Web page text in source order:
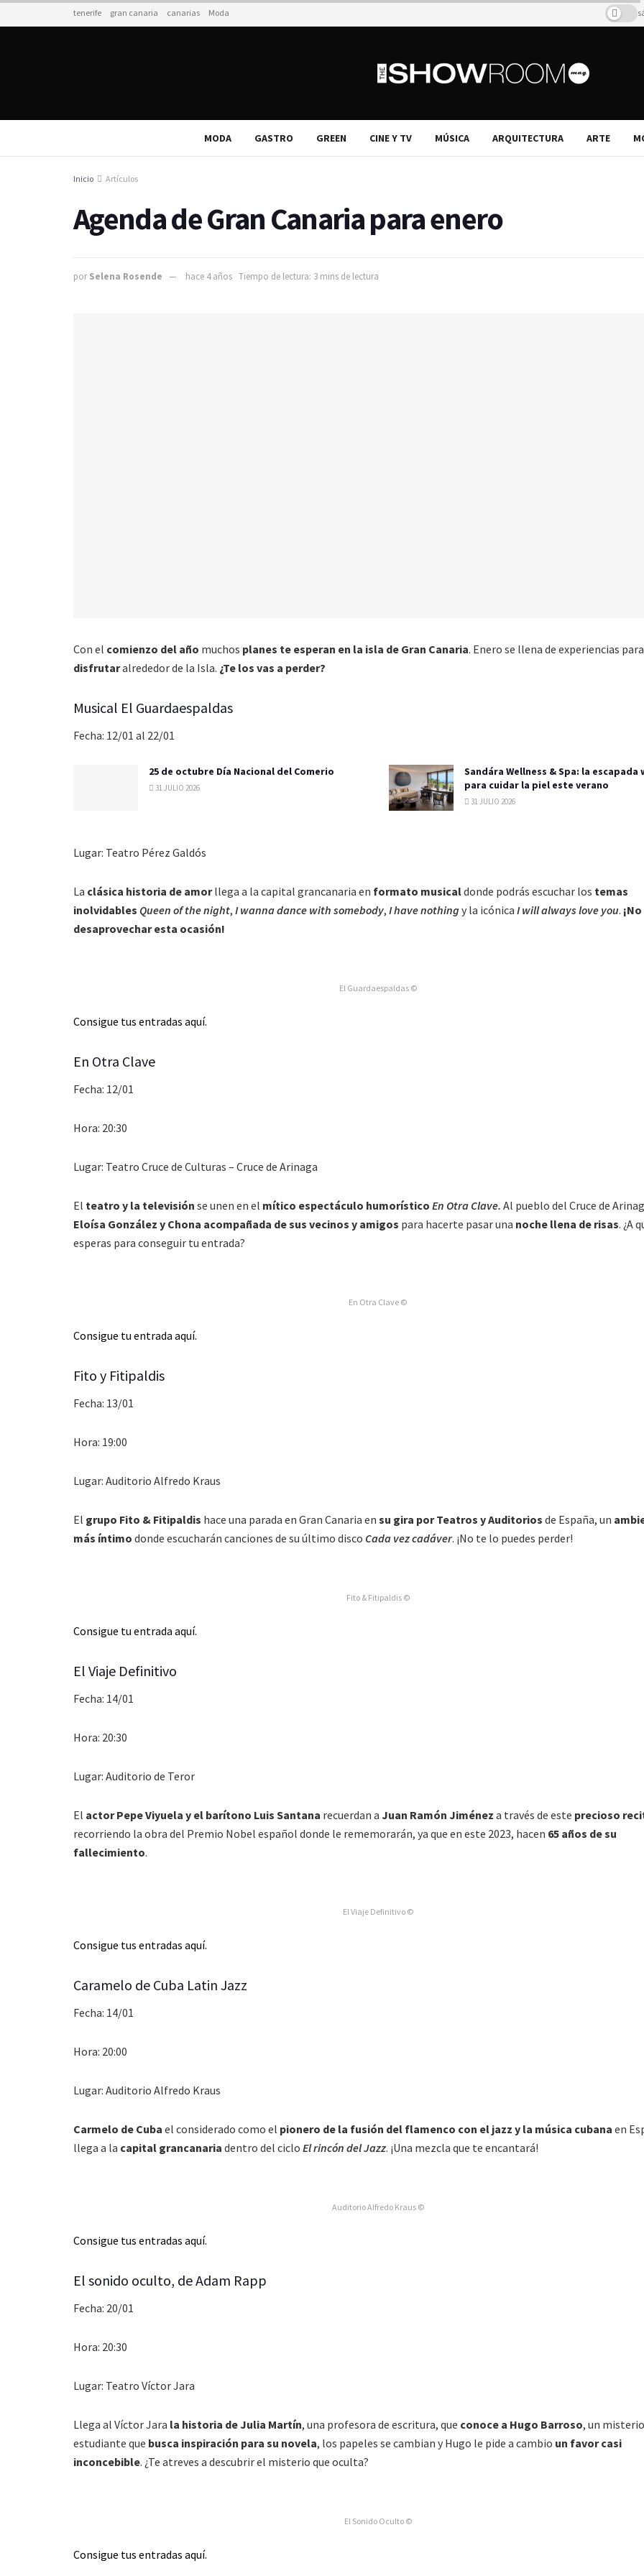
tenerife gran canaria canarias Moda
MODA GASTRO GREEN CINE Y TV MÚSICA ARQUITECTURA ARTE
Inicio Artículos
Agenda de Gran Canaria para enero
por Selena Rosende hace 4 años Tiempo de lectura: 3 mins de lectura
Con el comienzo del año muchos planes te esperan en la isla de Gran Canaria. Enero se llena de experiencias para
disfrutaralrededor de la Isla. ¿Te los vas a perder?
Musical El Guardaespaldas
Fecha: 12/01 al 22/01
25 de octubre Día Nacional del Comerio
31 JULIO 2026
Sandára Wellness & Spa: la escapada
para cuidar la piel este verano
31 JULIO 2026
Lugar: Teatro Pérez Galdós
La clásica historia de amorllega a la capital grancanaria en formato musicaldonde podrás escuchar los temas
inolvidables Queen of the night, I wanna dance with somebody, I have nothingy la icónica I will always love you.
desaprovechar esta ocasión!
El Guardaespaldas ©
Consigue tus entradas aquí.
En Otra Clave
Fecha: 12/01
Hora: 20:30
Lugar: Teatro Cruce de Culturas – Cruce de Arinaga
El teatro y la televisión se unen en el mítico espectáculo humorístico En Otra Clave. Al pueblo del Cruce de
Eloísa González y Chona acompañada de sus vecinos y amigos para hacerte pasar una noche llena de risas. ¿A
esperas para conseguir tu entrada?
En Otra Clave ©
Consigue tu entrada aquí.
Fito y Fitipaldis
Fecha: 13/01
Hora: 19:00
Lugar: Auditorio Alfredo Kraus
El grupo Fito & Fitipaldis hace una parada en Gran Canaria en su gira por Teatros y Auditorios de España, un
más íntimo donde escucharán canciones de su último disco Cada vez cadáver. ¡No te lo puedes perder!
Fito & Fitipaldis ©
Consigue tu entrada aquí.
El Viaje Definitivo
Fecha: 14/01
Hora: 20:30
Lugar: Auditorio de Teror
El actor Pepe Viyuela y el barítono Luis Santana recuerdan a Juan Ramón Jiménez a través de este precioso
recorriendo la obra del Premio Nobel español donde le rememorarán, ya que en este 2023, hacen 65 años de su
fallecimiento.
El Viaje Definitivo ©
Consigue tus entradas aquí.
Caramelo de Cuba Latin Jazz
Fecha: 14/01
Hora: 20:00
Lugar: Auditorio Alfredo Kraus
Carmelo de Cuba el considerado como el pionero de la fusión del flamenco con el jazz y la música cubana en
llega a la capital grancanaria dentro del ciclo El rincón del Jazz. ¡Una mezcla que te encantará!
Auditorio Alfredo Kraus ©
Consigue tus entradas aquí.
El sonido oculto, de Adam Rapp
Fecha: 20/01
Hora: 20:30
Lugar: Teatro Víctor Jara
Llega al Víctor Jara la historia de Julia Martín, una profesora de escritura, que conoce a Hugo Barroso, un
estudiante que busca inspiración para su novela, los papeles se cambian y Hugo le pide a cambio un favor casi
inconcebible. ¿Te atreves a descubrir el misterio que oculta?
El Sonido Oculto ©
Consigue tus entradas aquí.